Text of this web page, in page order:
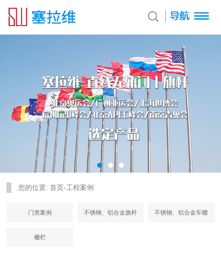
您的位置:首页-工程案例
门类案例 不锈钢、铝合金旗杆 不锈钢、铝合金车棚
栅栏